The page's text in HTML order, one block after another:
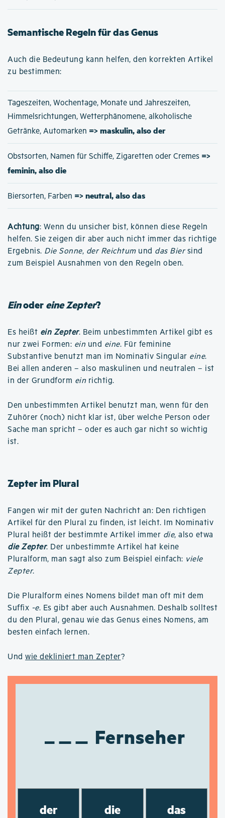
Semantische Regeln für das Genus
Auch die Bedeutung kann helfen, den korrekten Artikel
zu bestimmen:
Tageszeiten, Wochentage, Monate und Jahreszeiten,
Himmelsrichtungen, Wetterphänomene, alkoholische
Getränke, Automarken => maskulin, also der
Obstsorten, Namen für Schiffe, Zigaretten oder Cremes =>
feminin, also die
Biersorten, Farben => neutral, also das
Achtung: Wenn du unsicher bist, können diese Regeln
helfen. Sie zeigen dir aber auch nicht immer das richtige
Ergebnis. Die Sonne, der Reichtumund das Biersind
zum Beispiel Ausnahmen von den Regeln oben.
Einodereine Zepter?
Es heißt ein Zepter. Beim unbestimmten Artikel gibt es
nur zwei Formen: ein und eine. Für feminine
Substantive benutzt man im Nominativ Singular eine.
Bei allen anderen – also maskulinen und neutralen – ist
in der Grundform ein richtig.
Den unbestimmten Artikel benutzt man, wenn für den
Zuhörer (noch) nicht klar ist, über welche Person oder
Sache man spricht – oder es auch gar nicht so wichtig
ist.
Zepter im Plural
Fangen wir mit der guten Nachricht an: Den richtigen
Artikel für den Plural zu finden, ist leicht. Im Nominativ
Plural heißt der bestimmte Artikel immer die, also etwa
die Zepter. Der unbestimmte Artikel hat keine
Pluralform, man sagt also zum Beispiel einfach: viele
Zepter.
Die Pluralform eines Nomens bildet man oft mit dem
Suffix -e. Es gibt aber auch Ausnahmen. Deshalb solltest
du den Plural, genau wie das Genus eines Nomens, am
besten einfach lernen.
Und wie dekliniert man Zepter?
Fernseher
der die das